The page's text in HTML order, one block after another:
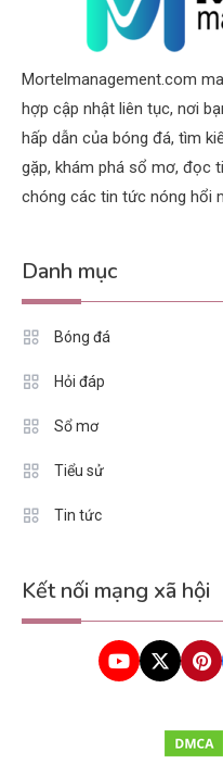
Mortelmanagement.com
hợp cập nhật liên tục, nơi
hấp dẫn của bóng đá, tìm
gặp, khám phá sổ mơ, đọc
chóng các tin tức nóng hổi
Danh mục
Bóng đá
Hỏi đáp
Sổ mơ
Tiểu sử
Tin tức
Kết nối mạng xã hội